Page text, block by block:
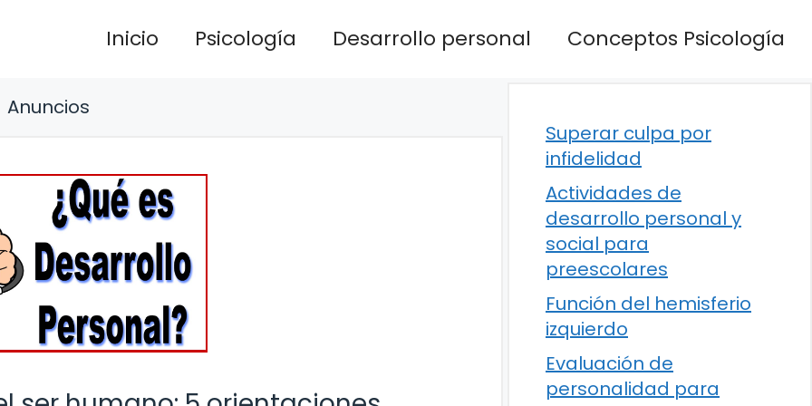
Inicio Psicología Desarrollo personal Conceptos Psicología
Anuncios
Superar culpa por
infidelidad
Actividades de
desarrollo personal y
social para
preescolares
Función del hemisferio
izquierdo
Evaluación de
personalidad para